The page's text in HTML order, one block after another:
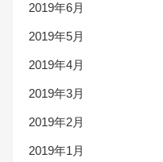
2019年6月
2019年5月
2019年4月
2019年3月
2019年2月
2019年1月